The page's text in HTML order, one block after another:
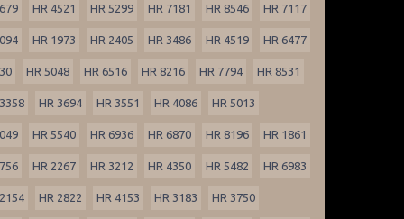
HR 4521 HR 5299 HR 7181 HR 8546 HR 7117
HR 1973 HR 2405 HR 3486 HR 4519 HR 6477
HR 5048 HR 6516 HR 8216 HR 7794 HR 8531
HR 3694 HR 3551 HR 4086 HR 5013
HR 5540 HR 6936 HR 6870 HR 8196 HR 1861
HR 2267 HR 3212 HR 4350 HR 5482 HR 6983
HR 2822 HR 4153 HR 3183 HR 3750